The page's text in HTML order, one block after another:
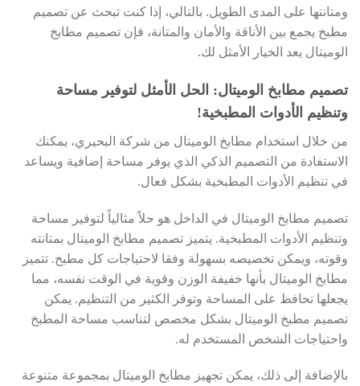
ومتانتها على المدى الطويل. بالتالي، إذا كنت تبحث عن تصميم
مطبخ يجمع بين الأناقة والأمان والمتانة، فإن تصميم مطابخ
الوميتال يعد الخيار الأمثل لك.
تصميم مطابخ الوميتال: الحل الأمثل لتوفير مساحة
وتنظيم الأدوات المطبخية!
من خلال استخدام مطابخ الوميتال من شركة البحيري، يمكنك
الاستفادة من التصميم الذكي الذي يوفر مساحة إضافية ويساعد
في تنظيم الأدوات المطبخية بشكل فعال.
تصميم مطابخ الوميتال في الداخل هو حلاً مثالياً لتوفير مساحة
وتنظيم الأدوات المطبخية. يتميز تصميم مطابخ الوميتال بمتانته
وقوته، ويمكن تخصيصه بسهولة وفقا لاحتياجات كل مطبخ. تتميز
مطابخ الوميتال بأنها خفيفة الوزن وقوية في الوقت نفسه، مما
يجعلها تحافظ على المساحة وتوفر الكثير من التنظيم. يمكن
تصميم مطبخ الوميتال بشكل مخصص لتناسب مساحة المطبخ
واحتياجات الشخص المستخدم له.
بالإضافة إلى ذلك، يمكن تجهيز مطابخ الوميتال بمجموعة متنوعة